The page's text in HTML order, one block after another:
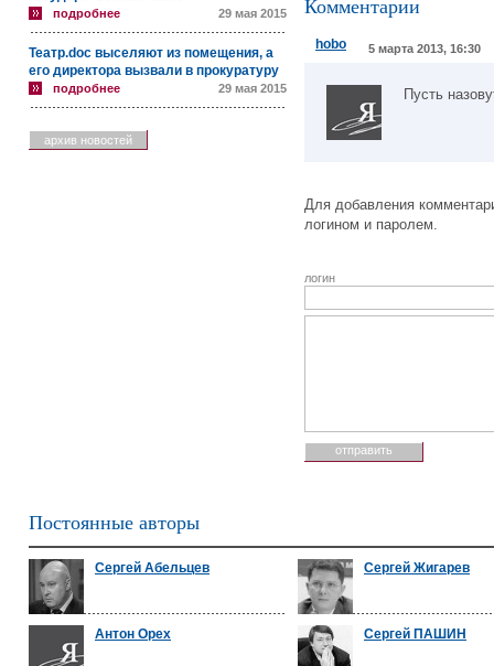
подробнее 29 мая 2015
Театр.doc выселяют из помещения, а
его директора вызвали в прокуратуру
подробнее 29 мая 2015
архив новостей
Комментарии
hobo 5 марта 2013, 16:30
Пусть
Для добавления
логином и паролем.
логин
Постоянные авторы
Сергей Абельцев Сергей Жигарев
Антон Орех Сергей ПАШИН